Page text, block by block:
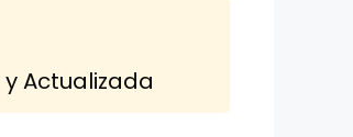
Actualizada